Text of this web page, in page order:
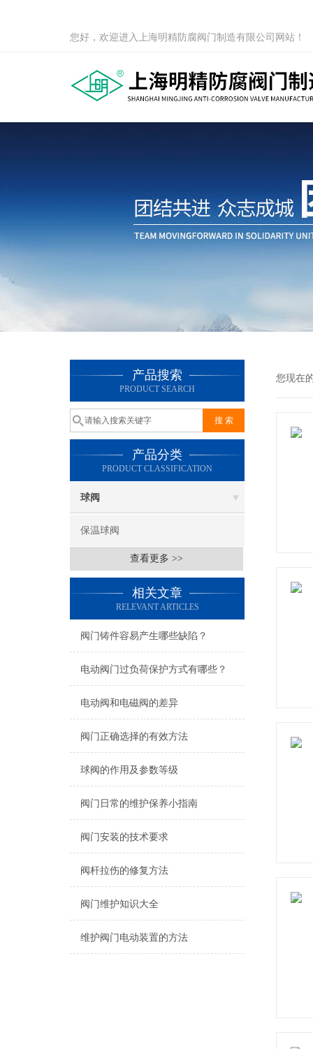
您好，欢迎进入上海明精防腐阀门制造有限公司网站！
产品搜索
PRODUCT SEARCH
产品分类
PRODUCT CLASSIFICATION
球阀
保温球阀
查看更多 >>
相关文章
RELEVANT ARTICLES
阀门铸件容易产生哪些缺陷？
电动阀门过负荷保护方式有哪些？
电动阀和电磁阀的差异
阀门正确选择的有效方法
球阀的作用及参数等级
阀门日常的维护保养小指南
阀门安装的技术要求
阀杆拉伤的修复方法
阀门维护知识大全
维护阀门电动装置的方法
您现在